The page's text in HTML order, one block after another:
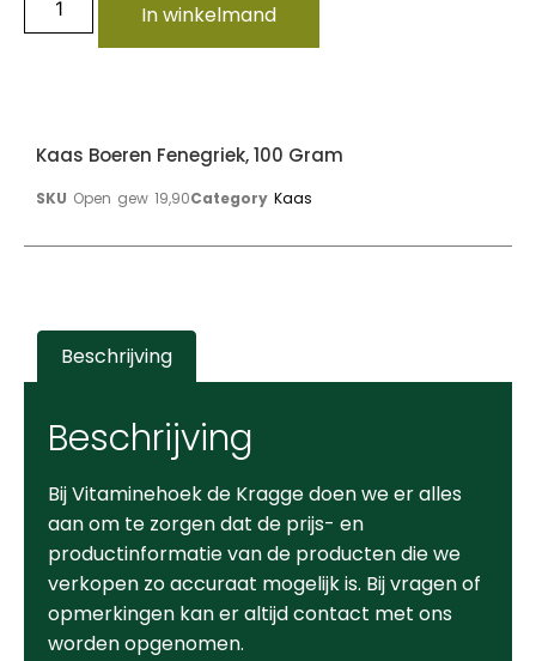
In winkelmand
Kaas Boeren Fenegriek, 100 Gram
SKU Open gew 19,90Category Kaas
Beschrijving
Beschrijving
Bij Vitaminehoek de Kragge doen we er alles
aan om te zorgen dat de prijs- en
productinformatie van de producten die we
verkopen zo accuraat mogelijk is. Bij vragen of
opmerkingen kan er altijd contact met ons
worden opgenomen.